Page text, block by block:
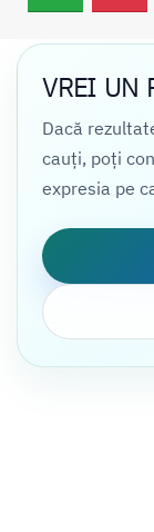
VREI UN
Dacă
cauți, poți
expresia pe